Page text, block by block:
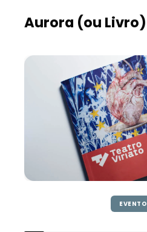
Aurora (ou Livro)
EVENTO